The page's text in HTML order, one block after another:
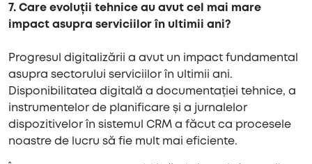
7. Care evoluții tehnice au avut cel mai mare
impact asupra serviciilor în ultimii ani?
Progresul digitalizării a avut un impact fundamental
asupra sectorului serviciilor în ultimii ani.
Disponibilitatea digitală a documentației tehnice, a
instrumentelor de planificare și a jurnalelor
dispozitivelor în sistemul CRM a făcut ca procesele
noastre de lucru să fie mult mai eficiente.